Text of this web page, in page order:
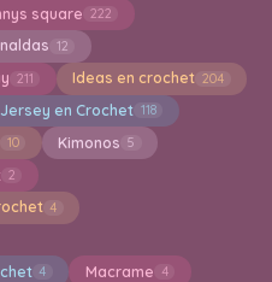
square 222
12
211 Ideas en crochet 204
Jersey en Crochet 118
10 Kimonos 5
2
4
4 Macrame 4